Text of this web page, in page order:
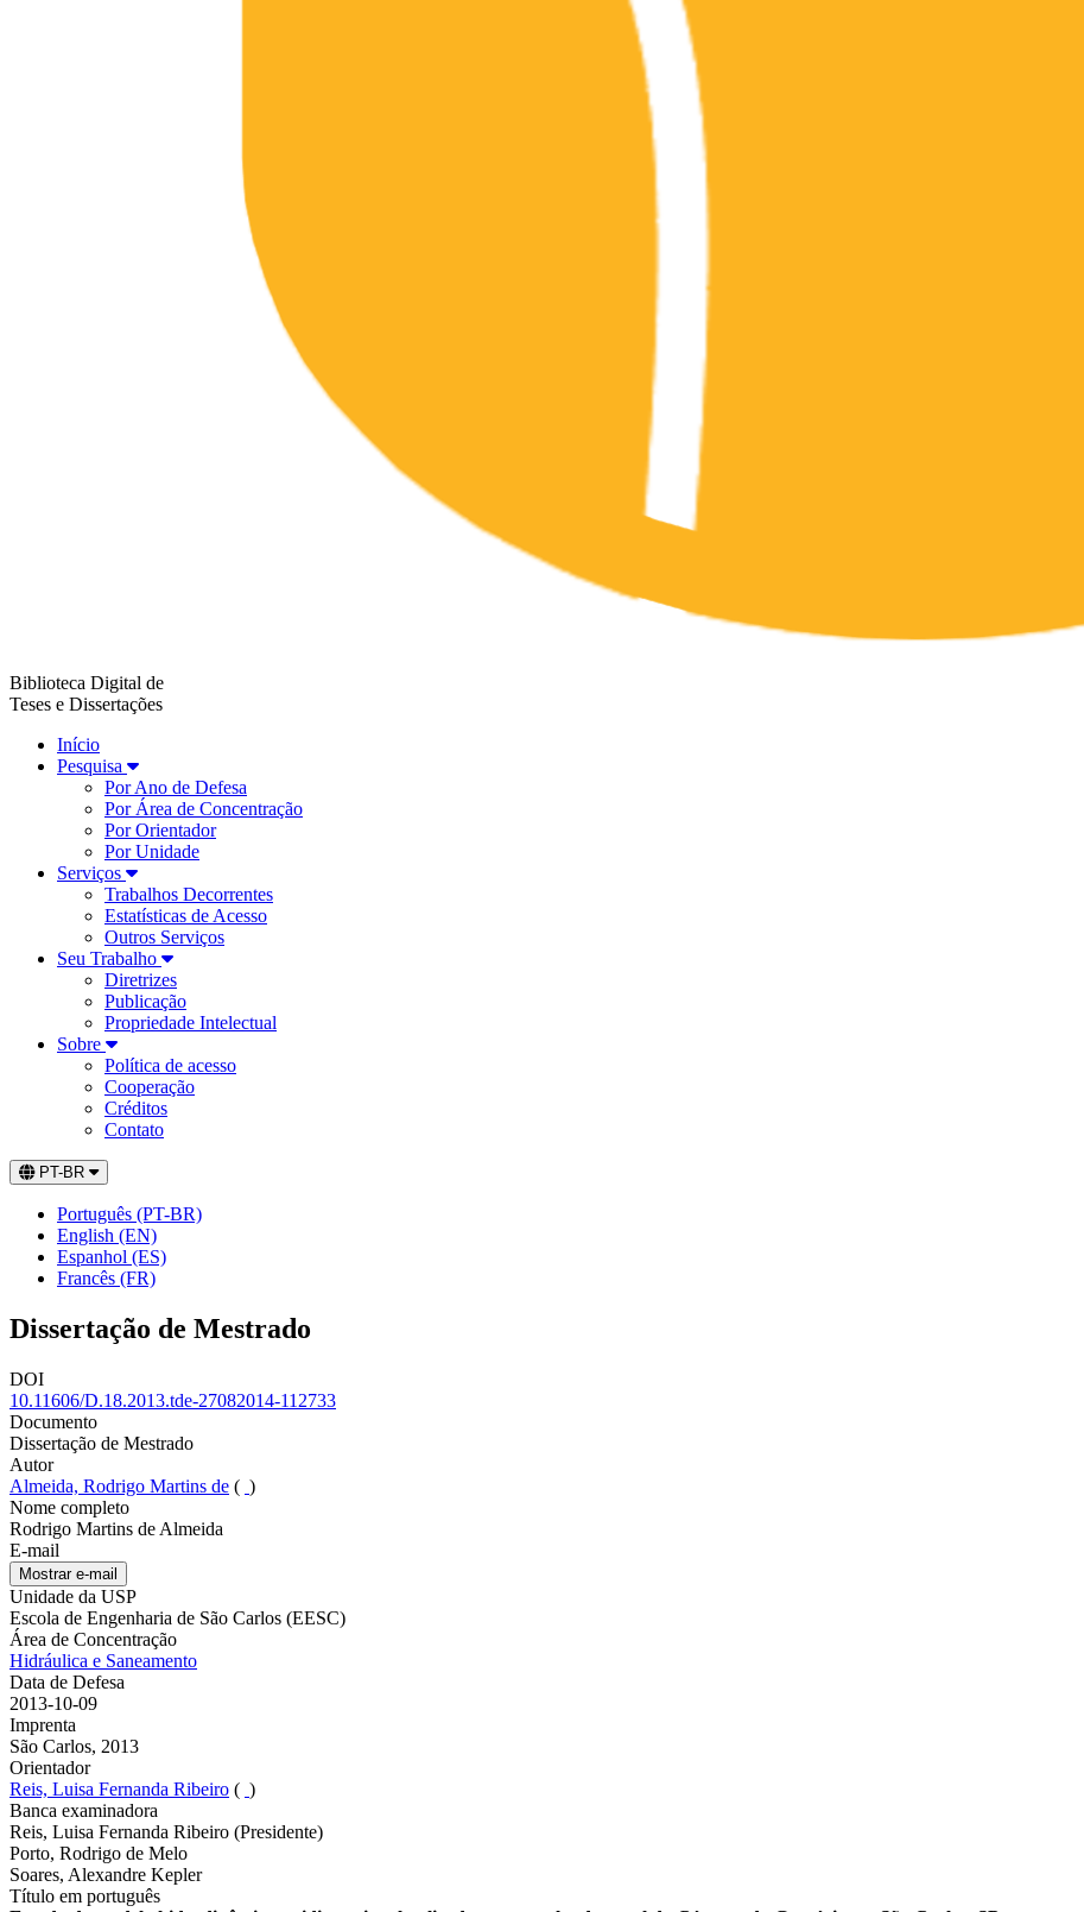
Biblioteca Digital de
Teses e Dissertações
Início
Pesquisa
Por Ano de Defesa
Por Área de Concentração
Por Orientador
Por Unidade
Serviços
Trabalhos Decorrentes
Estatísticas de Acesso
Outros Serviços
Seu Trabalho
Diretrizes
Publicação
Propriedade Intelectual
Sobre
Política de acesso
Cooperação
Créditos
Contato
PT-BR
Português (PT-BR)
English (EN)
Espanhol (ES)
Francês (FR)
Dissertação de Mestrado
DOI
10.11606/D.18.2013.tde-27082014-112733
Documento
Dissertação de Mestrado
Autor
Almeida, Rodrigo Martins de ( )
Nome completo
Rodrigo Martins de Almeida
E-mail
Mostrar e-mail
Unidade da USP
Escola de Engenharia de São Carlos (EESC)
Área de Concentração
Hidráulica e Saneamento
Data de Defesa
2013-10-09
Imprenta
São Carlos, 2013
Orientador
Reis, Luisa Fernanda Ribeiro ( )
Banca examinadora
Reis, Luisa Fernanda Ribeiro (Presidente)
Porto, Rodrigo de Melo
Soares, Alexandre Kepler
Título em português